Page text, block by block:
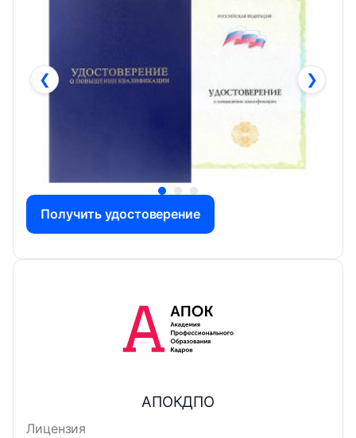
❮ ❯
Получить удостоверение
АПОКДПО
Лицензия